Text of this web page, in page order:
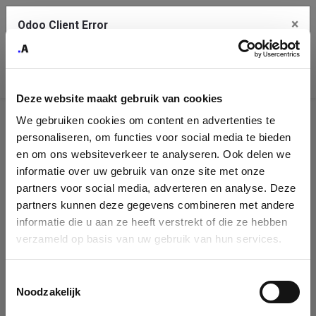
Deze website maakt gebruik van cookies
We gebruiken cookies om content en advertenties te
personaliseren, om functies voor social media te bieden
en om ons websiteverkeer te analyseren. Ook delen we
informatie over uw gebruik van onze site met onze
partners voor social media, adverteren en analyse. Deze
partners kunnen deze gegevens combineren met andere
informatie die u aan ze heeft verstrekt of die ze hebben
verzameld op basis van uw gebruik van hun services.
Noodzakelijk
Company
Identification
Please fill in your company details
You can search a company in our database by name, VAT or
enterprise ID. When a company is selected it will auto-complete the
form. If you don't find your company in our database, you can create
Odoo Client Error ×
service.
See details
Ok